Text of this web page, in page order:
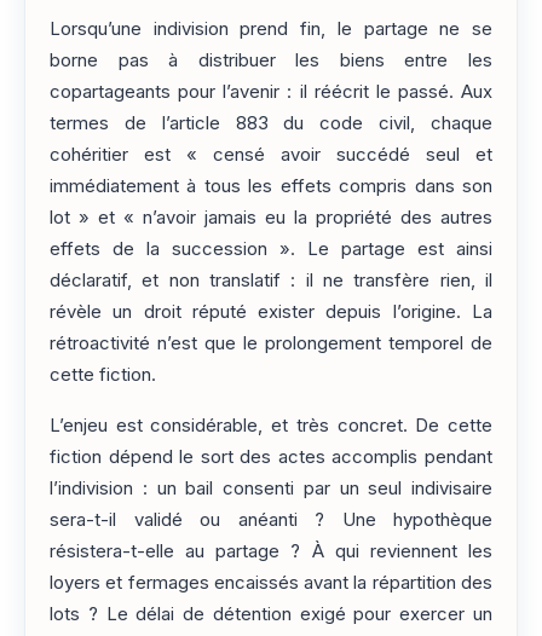
Lorsqu’une indivision prend fin, le partage ne se
borne pas à distribuer les biens entre les
copartageants pour l’avenir : il réécrit le passé. Aux
termes de l’article 883 du code civil, chaque
cohéritier est « censé avoir succédé seul et
immédiatement à tous les effets compris dans son
lot » et « n’avoir jamais eu la propriété des autres
effets de la succession ». Le partage est ainsi
déclaratif, et non translatif : il ne transfère rien, il
révèle un droit réputé exister depuis l’origine. La
rétroactivité n’est que le prolongement temporel de
cette fiction.
L’enjeu est considérable, et très concret. De cette
fiction dépend le sort des actes accomplis pendant
l’indivision : un bail consenti par un seul indivisaire
sera-t-il validé ou anéanti ? Une hypothèque
résistera-t-elle au partage ? À qui reviennent les
loyers et fermages encaissés avant la répartition des
lots ? Le délai de détention exigé pour exercer un